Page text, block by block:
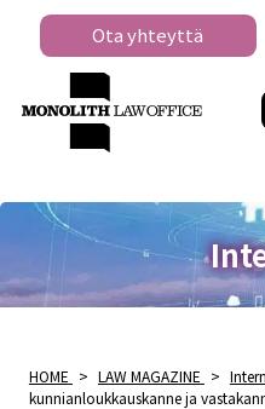
Ota yhteyttä
HOME > LAW MAGAZINE >
kunnianloukkauskanne ja